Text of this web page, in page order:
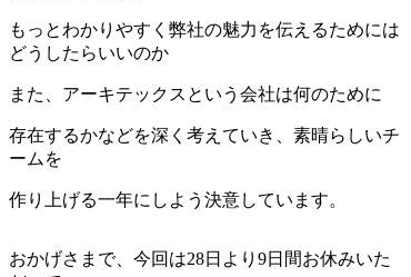
もっとわかりやすく弊社の魅力を伝えるためには
どうしたらいいのか
また、アーキテックスという会社は何のために
存在するかなどを深く考えていき、素晴らしいチ
ームを
作り上げる一年にしよう決意しています。
おかげさまで、今回は28日より9日間お休みいた